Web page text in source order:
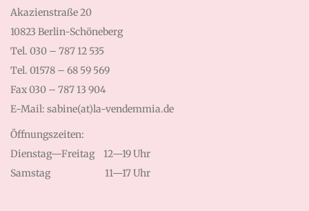
Akazienstraße 20
10823 Berlin-Schöneberg
Tel. 030 – 787 12 535
Tel. 01578 – 68 59 569
Fax 030 – 787 13 904
E-Mail: sabine(at)la-vendemmia.de
Öffnungszeiten:
Dienstag—Freitag
Samstag
12—19 Uhr
11—17 Uhr